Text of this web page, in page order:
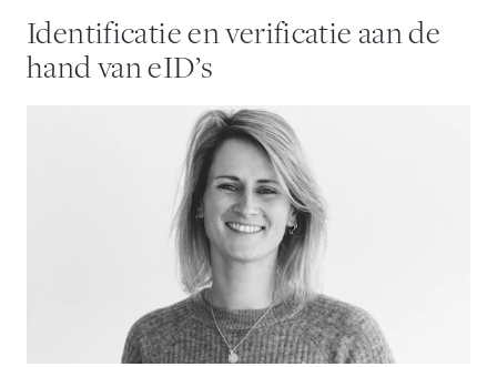
Identificatie en verificatie aan de
hand van eID’s